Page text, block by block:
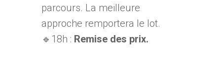
parcours. La meilleure
approche remportera le lot.
🔹18h : Remise des prix.